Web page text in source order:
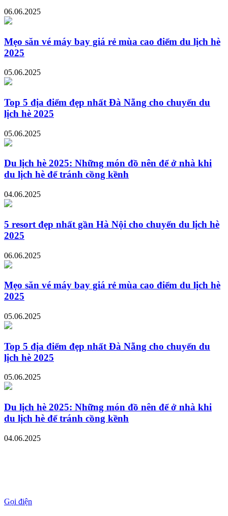
06.06.2025
Mẹo săn vé máy bay giá rẻ mùa cao điểm du lịch hè
2025
05.06.2025
Top 5 địa điểm đẹp nhất Đà Nẵng cho chuyến du
lịch hè 2025
05.06.2025
Du lịch hè 2025: Những món đồ nên để ở nhà khi
du lịch hè để tránh cồng kềnh
04.06.2025
5 resort đẹp nhất gần Hà Nội cho chuyến du lịch hè
2025
06.06.2025
Mẹo săn vé máy bay giá rẻ mùa cao điểm du lịch hè
2025
05.06.2025
Top 5 địa điểm đẹp nhất Đà Nẵng cho chuyến du
lịch hè 2025
05.06.2025
Du lịch hè 2025: Những món đồ nên để ở nhà khi
du lịch hè để tránh cồng kềnh
04.06.2025
Gọi điện